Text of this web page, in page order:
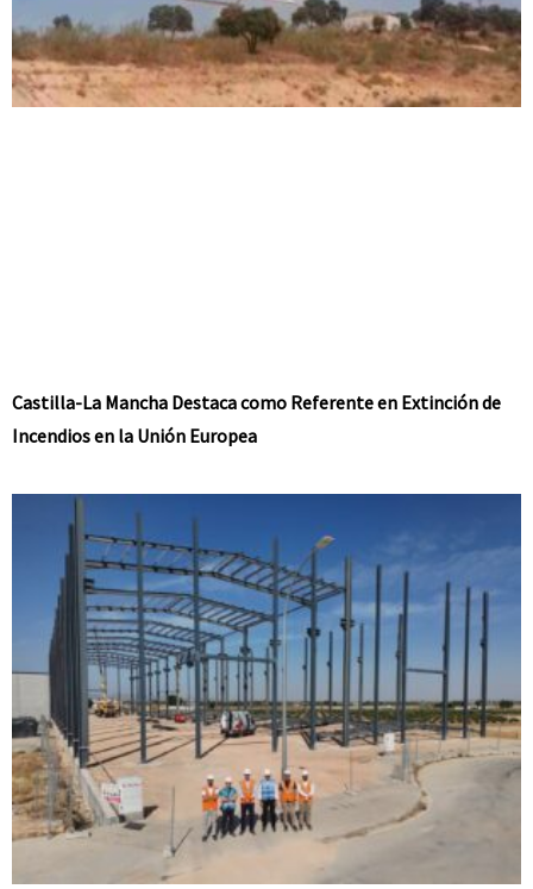
Castilla-La Mancha Destaca como Referente en Extinción de
Incendios en la Unión Europea